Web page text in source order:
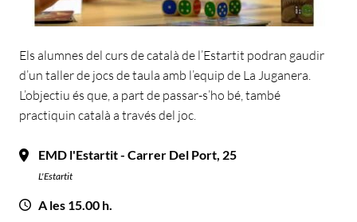
Els alumnes del curs de català de l’Estartit podran gaudir
d’un taller de jocs de taula amb l’equip de La Juganera.
L’objectiu és que, a part de passar-s’ho bé, també
practiquin català a través del joc.
EMD l'Estartit - Carrer Del Port, 25
L'Estartit
A les 15.00 h.